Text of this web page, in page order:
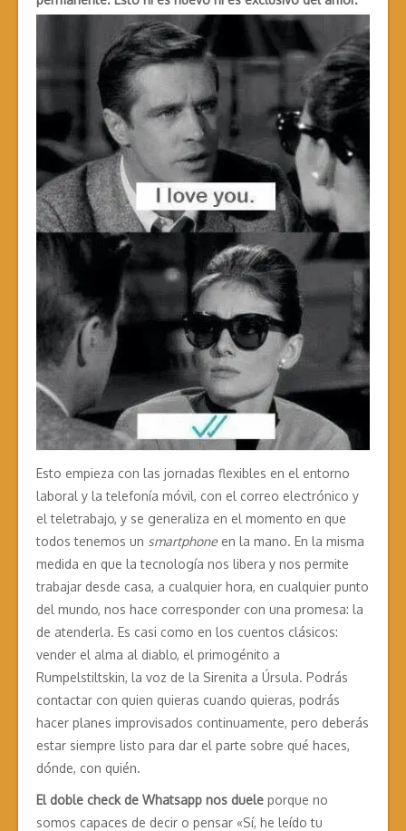
Esto empieza con las jornadas flexibles en el entorno
laboral y la telefonía móvil, con el correo electrónico y
el teletrabajo, y se generaliza en el momento en que
todos tenemos un smartphone en la mano. En la misma
medida en que la tecnología nos libera y nos permite
trabajar desde casa, a cualquier hora, en cualquier punto
del mundo, nos hace corresponder con una promesa: la
de atenderla. Es casi como en los cuentos clásicos:
vender el alma al diablo, el primogénito a
Rumpelstiltskin, la voz de la Sirenita a Úrsula. Podrás
contactar con quien quieras cuando quieras, podrás
hacer planes improvisados continuamente, pero deberás
estar siempre listo para dar el parte sobre qué haces,
dónde, con quién.
El doble check de Whatsapp nos duele porque no
somos capaces de decir o pensar «Sí, he leído tu